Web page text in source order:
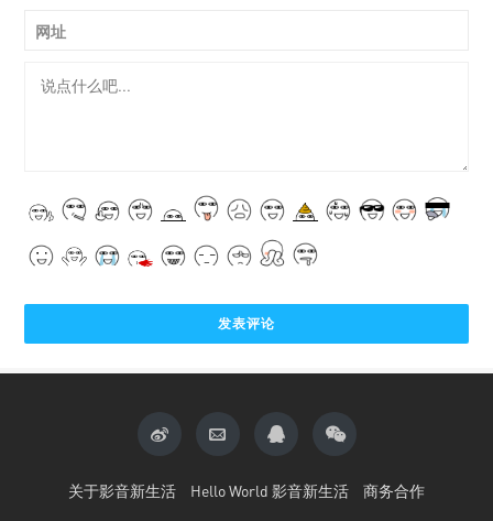
网址
关于影音新生活 Hello World 影音新生活 商务合作